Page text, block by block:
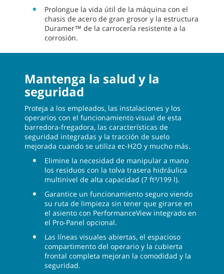
Prolongue la vida útil de la máquina con el
chasis de acero de gran grosor y la estructura
Duramer™ de la carrocería resistente a la
corrosión.
Mantenga la salud y la
seguridad
Proteja a los empleados, las instalaciones y los
operarios con el funcionamiento visual de esta
barredora-fregadora, las características de
seguridad integradas y la tracción de suelo
mejorada cuando se utiliza ec-H2O y mucho más.
Elimine la necesidad de manipular a mano
los residuos con la tolva trasera hidráulica
multinivel de alta capacidad (7 ft³/199 l).
Garantice un funcionamiento seguro viendo
su ruta de limpieza sin tener que girarse en
el asiento con PerformanceView integrado en
el Pro-Panel opcional.
Las líneas visuales abiertas, el espacioso
compartimento del operario y la cubierta
frontal completa mejoran la comodidad y la
seguridad.